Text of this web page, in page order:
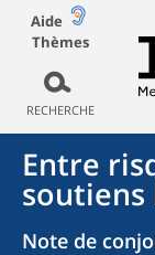
Aide
Thèmes
RECHERCHE
Entre
Note de